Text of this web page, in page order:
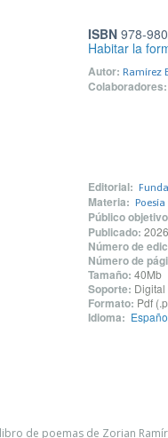
ISBN978-
Habitar la
Autor: Ramírez
Colaboradores:
Editorial:
Materia:
Público
Publicado:
Número de
Número de
Tamaño: 40Mb
Soporte: Digital
Formato: Pdf
Idioma:
de poemas de Zorian